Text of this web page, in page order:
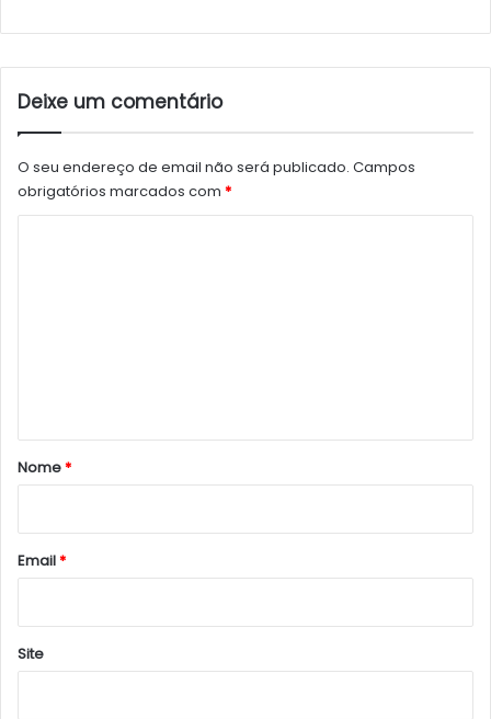
Deixe um comentário
O seu endereço de email não será publicado. Campos
obrigatórios marcados com *
r
*
Nome*
Email*
Site